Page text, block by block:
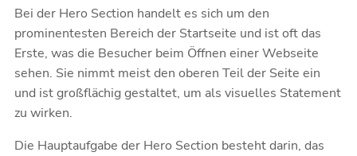
Bei der Hero Section handelt es sich um den
prominentesten Bereich der Startseite und ist oft das
Erste, was die Besucher beim Öffnen einer Webseite
sehen. Sie nimmt meist den oberen Teil der Seite ein
und ist großflächig gestaltet, um als visuelles Statement
zu wirken.
Die Hauptaufgabe der Hero Section besteht darin, das